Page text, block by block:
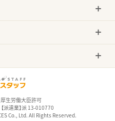
生労働大臣許可
派遣業】派 13-010770
Co., Ltd. All Rights Reserved.